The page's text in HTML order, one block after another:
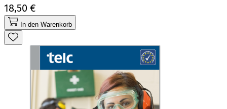
18,50 €
In den Warenkorb